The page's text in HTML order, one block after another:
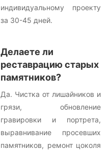
индивидуальному проекту
за 30-45 дней.
Делаете ли
реставрацию старых
памятников?
Да. Чистка от лишайников и
грязи, обновление
гравировки и портрета,
выравнивание просевших
памятников, ремонт цоколя